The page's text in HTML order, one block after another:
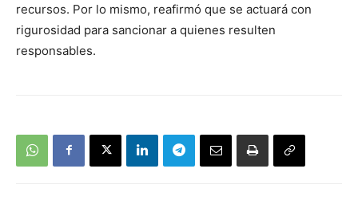
recursos. Por lo mismo, reafirmó que se actuará con
rigurosidad para sancionar a quienes resulten
responsables.